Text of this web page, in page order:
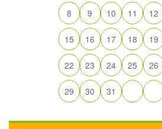
8 9 10 11 12
15 16 17 18 19
22 23 24 25 26
29 30 31